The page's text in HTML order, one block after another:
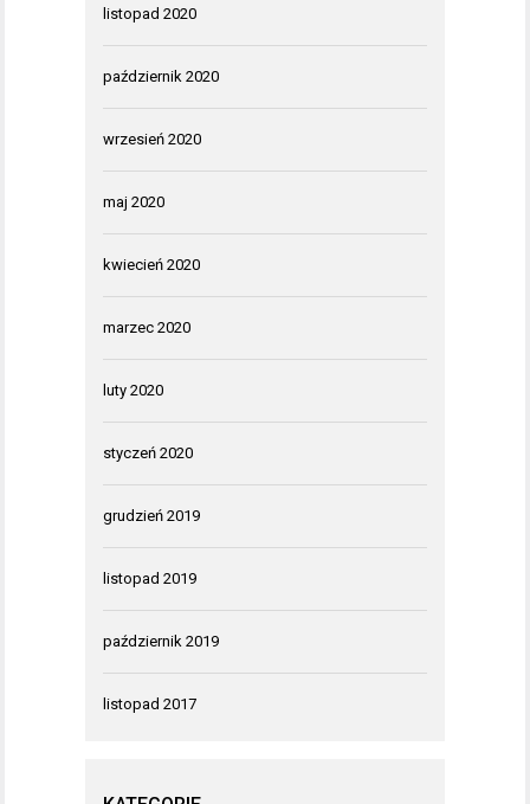
listopad 2020
październik 2020
wrzesień 2020
maj 2020
kwiecień 2020
marzec 2020
luty 2020
styczeń 2020
grudzień 2019
listopad 2019
październik 2019
listopad 2017